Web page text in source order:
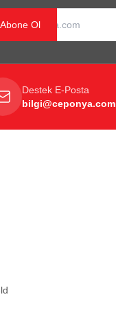
Abone Ol
Destek E-Posta
bilgi@ceponya.com